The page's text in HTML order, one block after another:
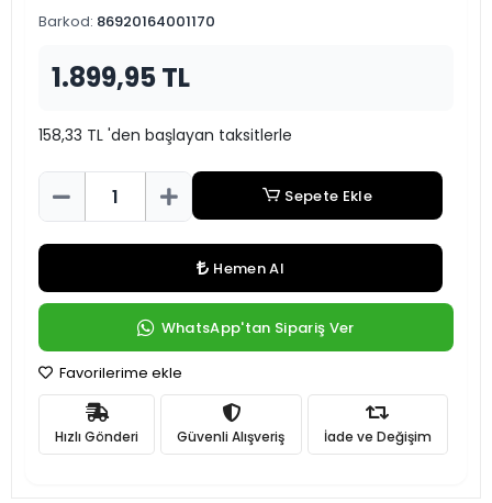
Barkod: 86920164001170
1.899,95 TL
158,33 TL 'den başlayan taksitlerle
Sepete Ekle
Hemen Al
WhatsApp'tan Sipariş Ver
Favorilerime ekle
Hızlı Gönderi Güvenli Alışveriş İade ve Değişim